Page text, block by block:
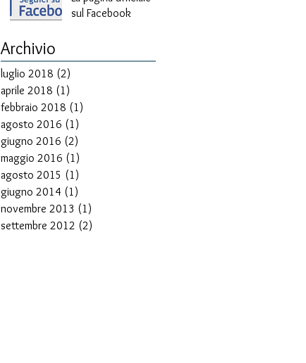
sul Facebook
Archivio
luglio 2018 (2)
aprile 2018 (1)
febbraio 2018 (1)
agosto 2016 (1)
giugno 2016 (2)
maggio 2016 (1)
agosto 2015 (1)
giugno 2014 (1)
novembre 2013 (1)
settembre 2012 (2)